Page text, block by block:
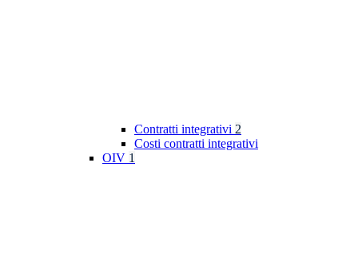
Contratti integrativi 2
Costi contratti integrativi
OIV 1